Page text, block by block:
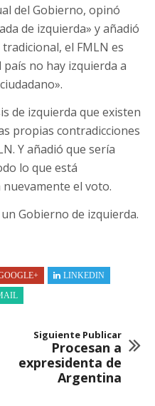
del Gobierno, opinó
de izquierda» y añadió
el FMLN es
no hay izquierda a
de izquierda que existen
propias contradicciones
Y añadió que sería
lo que está
el voto.
Gobierno de izquierda.
LINKEDIN
Siguiente Publicar
Procesan a
expresidenta de
Argentina